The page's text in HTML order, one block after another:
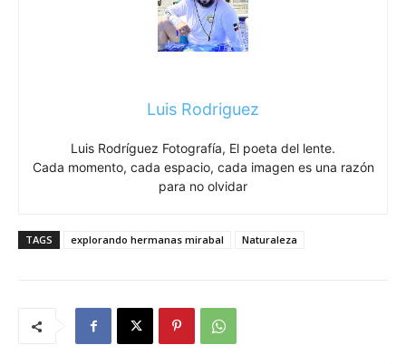
Luis Rodriguez
Luis Rodríguez Fotografía, El poeta del lente.
Cada momento, cada espacio, cada imagen es una razón
para no olvidar
TAGS explorando hermanas mirabal Naturaleza